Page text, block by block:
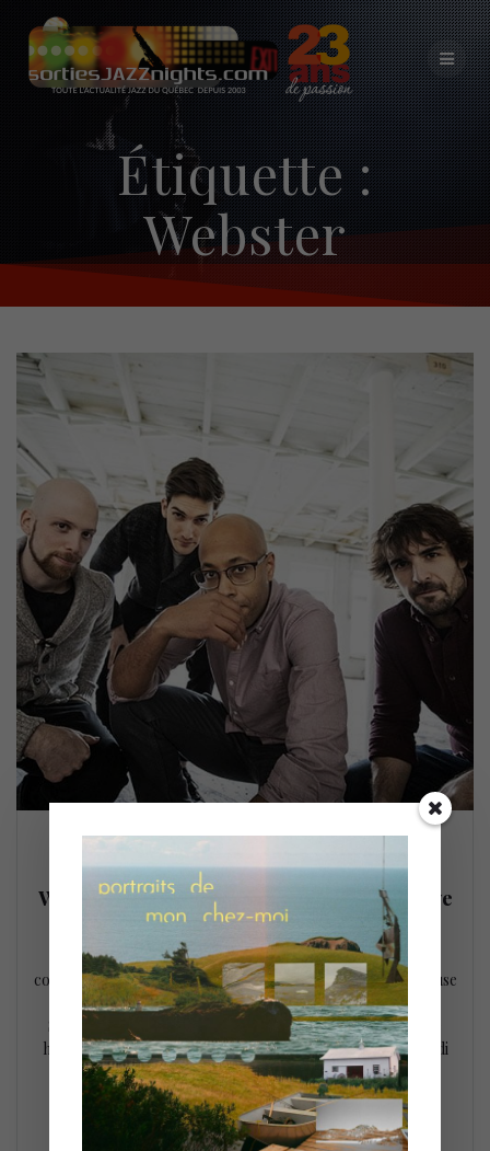
Skip
to
content
Étiquette :
Webster
Summertime en mode hip-hop jazz avec
Webster, 5 for Trio et Valérie Clio, ça groove
17 août 2020
L’artiste hip-hop Webster et le trio jazz 5 for Trio –
collaborateurs d’un album en 2019 – s’associent à la chanteuse
Valérie Clio dans une version assez groove du classique
Summertime. Webster, un SénéQueb métis pure laine et le
hip-hop engagé Aly Ndiaye, alias Webster, est né et a grandi
dans le quartier Limoilou à…
LIRE LA SUITE